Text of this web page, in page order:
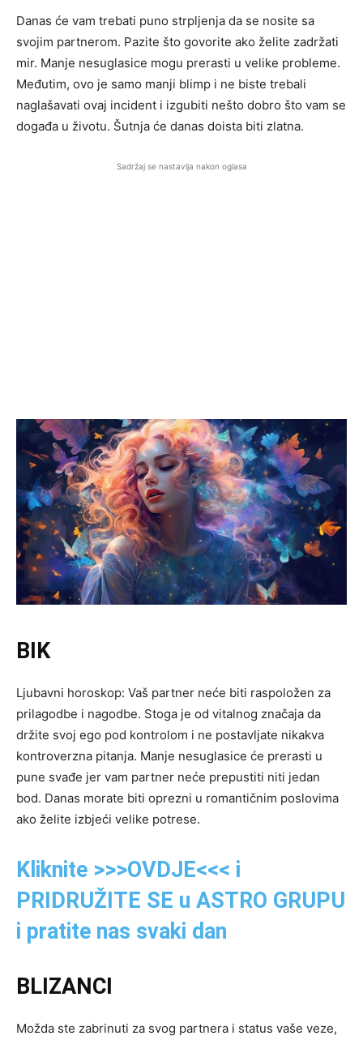
Danas će vam trebati puno strpljenja da se nosite sa
svojim partnerom. Pazite što govorite ako želite zadržati
mir. Manje nesuglasice mogu prerasti u velike probleme.
Međutim, ovo je samo manji blimp i ne biste trebali
naglašavati ovaj incident i izgubiti nešto dobro što vam se
događa u životu. Šutnja će danas doista biti zlatna.
Sadržaj se nastavlja nakon oglasa
BIK
Ljubavni horoskop: Vaš partner neće biti raspoložen za
prilagodbe i nagodbe. Stoga je od vitalnog značaja da
držite svoj ego pod kontrolom i ne postavljate nikakva
kontroverzna pitanja. Manje nesuglasice će prerasti u
pune svađe jer vam partner neće prepustiti niti jedan
bod. Danas morate biti oprezni u romantičnim poslovima
ako želite izbjeći velike potrese.
Kliknite >>>OVDJE<<< i
PRIDRUŽITE SE u ASTRO GRUPU
i pratite nas svaki dan
BLIZANCI
Možda ste zabrinuti za svog partnera i status vaše veze,